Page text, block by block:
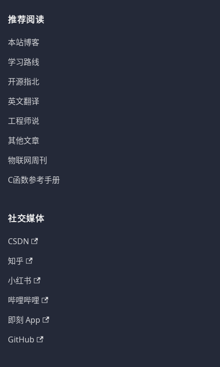
推荐阅读
本站博客
学习路线
开源指北
英文翻译
工程师说
其他文章
物联网周刊
C函数参考手册
社交媒体
CSDN
知乎
小红书
哔哩哔哩
即刻 App
GitHub